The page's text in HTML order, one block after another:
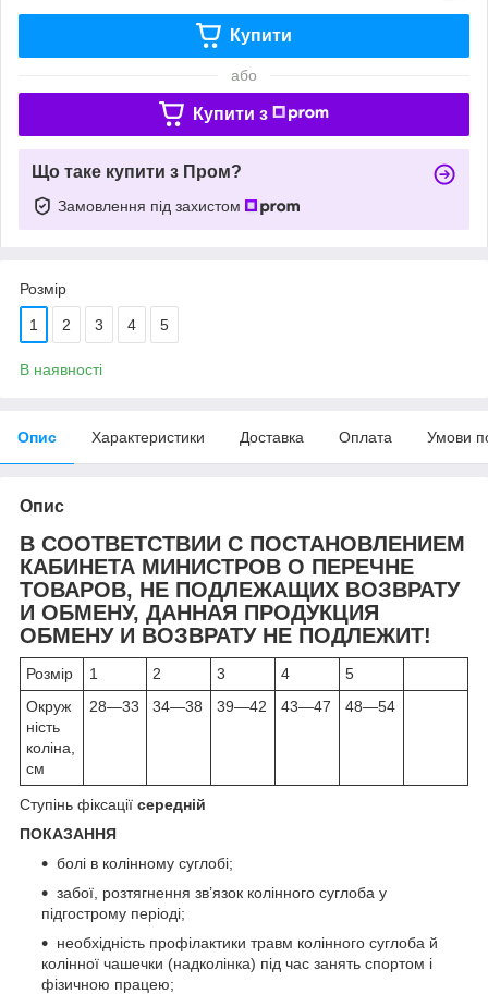
Купити
або
Купити з
Що таке купити з Пром?
Замовлення під захистом
Розмір
1 2 3 4 5
В наявності
Опис Характеристики Доставка Оплата Умови
Опис
В СООТВЕТСТВИИ С ПОСТАНОВЛЕНИЕМ
КАБИНЕТА МИНИСТРОВ О ПЕРЕЧНЕ
ТОВАРОВ, НЕ ПОДЛЕЖАЩИХ ВОЗВРАТУ
И ОБМЕНУ, ДАННАЯ ПРОДУКЦИЯ
ОБМЕНУ И ВОЗВРАТУ НЕ ПОДЛЕЖИТ!
Розмір 1 2 3 4
5
Окруж
ність
коліна,
см
28—33 34—38 39—42 43—47 48—54
Ступінь фіксації середній
ПОКАЗАННЯ
болі в колінному суглобі;
забої, розтягнення зв’язок колінного суглоба у
підгострому періоді;
необхідність профілактики травм колінного суглоба й
колінної чашечки (надколінка) під час занять спортом і
фізичною працею;